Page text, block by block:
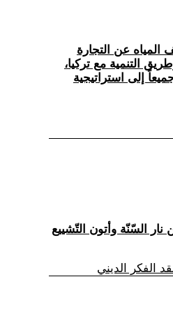
المياه عن التجارة
التنمية مع تركيا،
إلى استراتيجية
الفكر الديني